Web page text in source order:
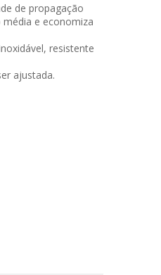
de propagação
média e economiza
resistente
ajustada.